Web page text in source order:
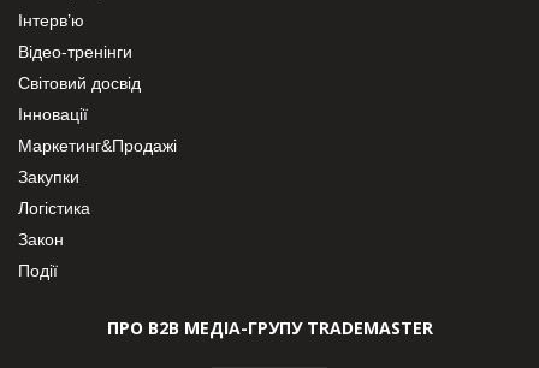
Інтерв’ю
Відео-тренінги
Світовий досвід
Інновації
Маркетинг&Продажі
Закупки
Логістика
Закон
Події
ПРО В2В МЕДІА-ГРУПУ TRADEMASTER